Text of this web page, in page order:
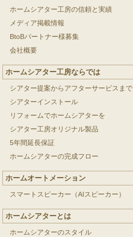
ホームシアター工房の信頼と実績
メディア掲載情報
BtoBパートナー様募集
会社概要
ホームシアター工房ならでは
シアター提案からアフターサービスまで
シアターインストール
リフォームでホームシアターを
シアター工房オリジナル製品
5年間延長保証
ホームシアターの完成フロー
ホームオートメーション
スマートスピーカー（AIスピーカー）
ホームシアターとは
ホームシアターのスタイル